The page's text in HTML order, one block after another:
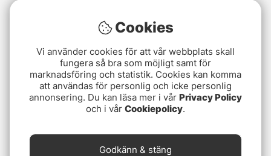
Cookies
Vi använder cookies för att vår webbplats skall
fungera så bra som möjligt samt för
marknadsföring och statistik. Cookies kan komma
att användas för personlig och icke personlig
annonsering. Du kan läsa mer i vår Privacy Policy
och i vår Cookiepolicy.
Godkänn & stäng